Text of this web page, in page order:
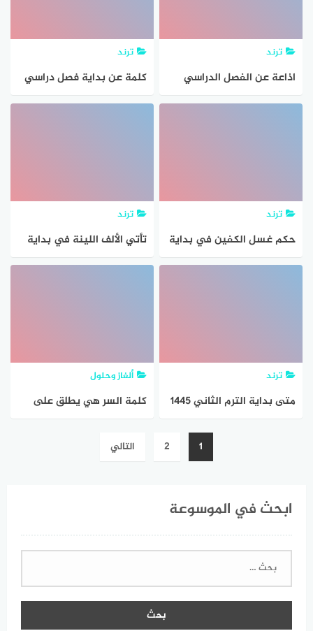
ترند
اذاعة عن الفصل الدراسي
الثاني اذاعة عن بداية الترم
ترند
كلمة عن بداية فصل دراسي
جديد تويتر
ترند
حكم غسل الكفين في بداية
الوضوء
ترند
تأتي الألف اللينة في بداية
الكلمة
ترند
متى بداية الترم الثاني 1445
ألغاز وحلول
كلمة السر هي يطلق على
1
2 التالي
ابحث في الموسوعة
البحث